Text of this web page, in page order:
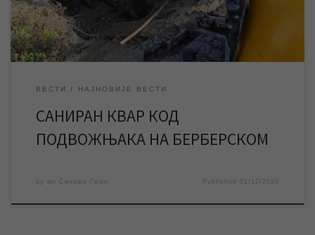
[…]
ВЕСТИ НАЈНОВИЈЕ ВЕСТИ
САНИРАН КВАР КОД
ПОДВОЖЊАКА НА БЕРБЕРСКОМ
by мр Синиша Гајин Published 01/12/2020